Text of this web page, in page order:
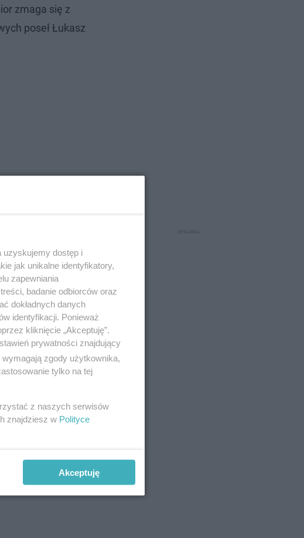
zmaga się z
poseł Łukasz
uzyskujemy dostęp i
jak unikalne identyfikatory,
zapewniania
badanie odbiorców oraz
dokładnych danych
identyfikacji. Ponieważ
kliknięcie „Akceptuję”.
prywatności znajdujący
zgody użytkownika,
tylko na tej
z naszych serwisów
znajdziesz w Polityce
Akceptuję